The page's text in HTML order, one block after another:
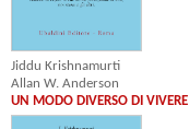
Jiddu Krishnamurti
Allan W. Anderson
UN MODO DIVERSO DI VIVERE